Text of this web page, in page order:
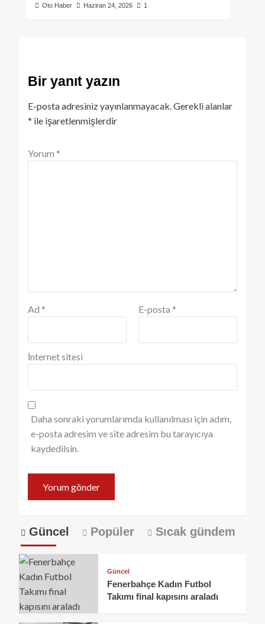
Oto Haber Haziran 24, 2026 1
Bir yanıt yazın
E-posta adresiniz yayınlanmayacak.Gerekli alanlar
* ile işaretlenmişlerdir
Yorum *
Ad * E-posta *
İnternet sitesi
Daha sonraki yorumlarımda kullanılması için adım,
e-posta adresim ve site adresim bu tarayıcıya
kaydedilsin.
Güncel Popüler Sıcak gündem
Güncel
Fenerbahçe Kadın Futbol
Takımı final kapısını araladı